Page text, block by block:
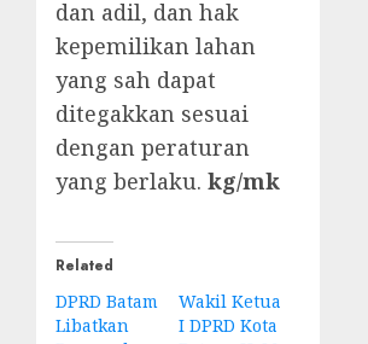
dan adil, dan hak
kepemilikan lahan
yang sah dapat
ditegakkan sesuai
dengan peraturan
yang berlaku. kg/mk
Related
DPRD Batam
Libatkan
Wakil Ketua
I DPRD Kota